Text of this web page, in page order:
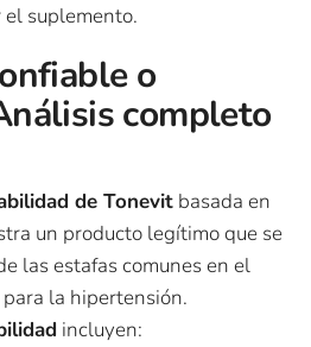
suplemento.
o
completo
de Tonevit basada en
un producto legítimo que se
las estafas comunes en el
la hipertensión.
incluyen: